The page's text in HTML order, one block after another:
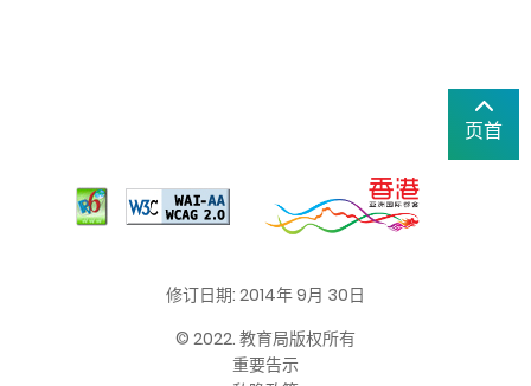
页首
修订日期: 2014年 9月 30日
© 2022. 教育局版权所有
重要告示